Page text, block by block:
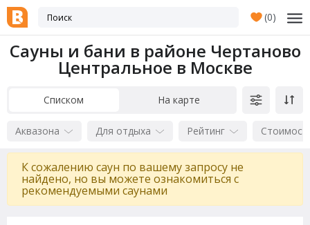
(0)
Сауны и бани в районе Чертаново
Центральное в Москве
Списком На карте
Аквазона Для отдыха Рейтинг
К сожалению саун по вашему запросу не
найдено, но вы можете ознакомиться с
рекомендуемыми саунами